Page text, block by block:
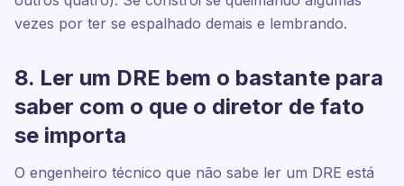
vezes por ter se espalhado demais e lembrando.
8. Ler um DRE bem o bastante para
saber com o que o diretor de fato
se importa
O engenheiro técnico que não sabe ler um DRE está